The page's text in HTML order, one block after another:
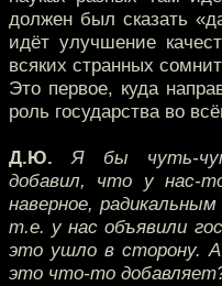
должен был сказать
идёт улучшение
всяких странных
Это первое, куда
роль государства во
Д.Ю. Я бы чуть-
добавил, что у нас-
наверное,
т.е. у нас объявили
это ушло в сторону.
это что-то